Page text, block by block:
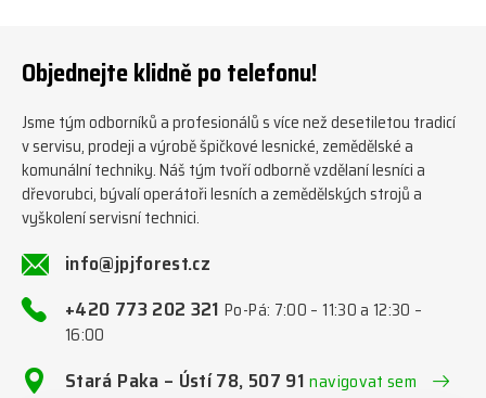
#firewoodproduction
#firewood #deitmer
Objednejte klidně po telefonu!
Jsme tým odborníků a profesionálů s více než desetiletou tradicí
v servisu, prodeji a výrobě špičkové lesnické, zemědělské a
komunální techniky. Náš tým tvoří odborně vzdělaní lesníci a
dřevorubci, bývalí operátoři lesních a zemědělských strojů a
vyškolení servisní technici.
info@jpjforest.cz
+420 773 202 321Po-Pá: 7:00 – 11:30 a 12:30 –
16:00
Stará Paka – Ústí 78, 507 91navigovat sem